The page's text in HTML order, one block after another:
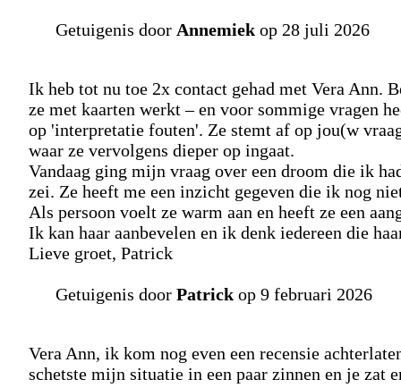
Getuigenis door Annemiek op 28 juli 2026
Ik heb tot nu toe 2x contact gehad met Vera Ann.
ze met kaarten werkt – en voor sommige vragen
op 'interpretatie fouten'. Ze stemt af op jou(w
waar ze vervolgens dieper op ingaat.
Vandaag ging mijn vraag over een droom die ik
zei. Ze heeft me een inzicht gegeven die ik nog
Als persoon voelt ze warm aan en heeft ze een
Ik kan haar aanbevelen en ik denk iedereen die
Lieve groet, Patrick
Getuigenis door Patrick op 9 februari 2026
Vera Ann, ik kom nog even een recensie
schetste mijn situatie in een paar zinnen en je zat